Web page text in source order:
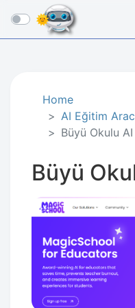
☰
Home
AI Eğitim
Büyü Okulu AI
Büyü